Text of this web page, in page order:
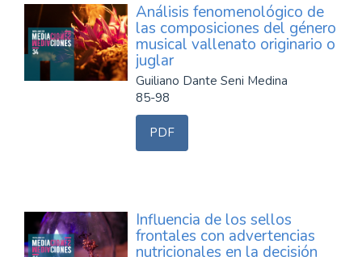
Análisis fenomenológico de
las composiciones del género
musical vallenato originario o
juglar
Guiliano Dante Seni Medina
85-98
PDF
Influencia de los sellos
frontales con advertencias
nutricionales en la decisión